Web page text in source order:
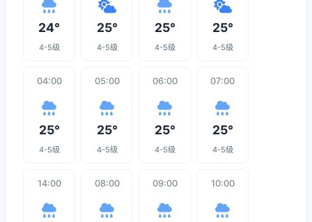
24°
4-5级
25°
4-5级
25°
4-5级
25°
4-5级
04:00
25°
4-5级
05:00
25°
4-5级
06:00
25°
4-5级
07:00
25°
4-5级
14:00 08:00 09:00 10:00